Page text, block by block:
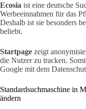
Ecosia ist eine deutsche
Werbeeinnahmen für das
Deshalb ist sie besonders
beliebt.
Startpage zeigt
die Nutzer zu tracken.
Google mit dem
Standardsuchmaschine in
ändern